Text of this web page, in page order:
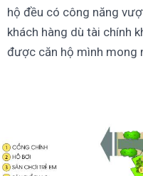
hộ đều có công năng
khách hàng dù tài chính
được căn hộ mình mong